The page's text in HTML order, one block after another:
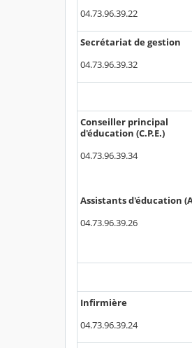
04.73.96.39.22
Secrétariat de gestion
04.73.96.39.32
Conseiller principal
d'éducation (C.P.E.)
04.73.96.39.34
Assistants d'éducation
04.73.96.39.26
Infirmière
04.73.96.39.24